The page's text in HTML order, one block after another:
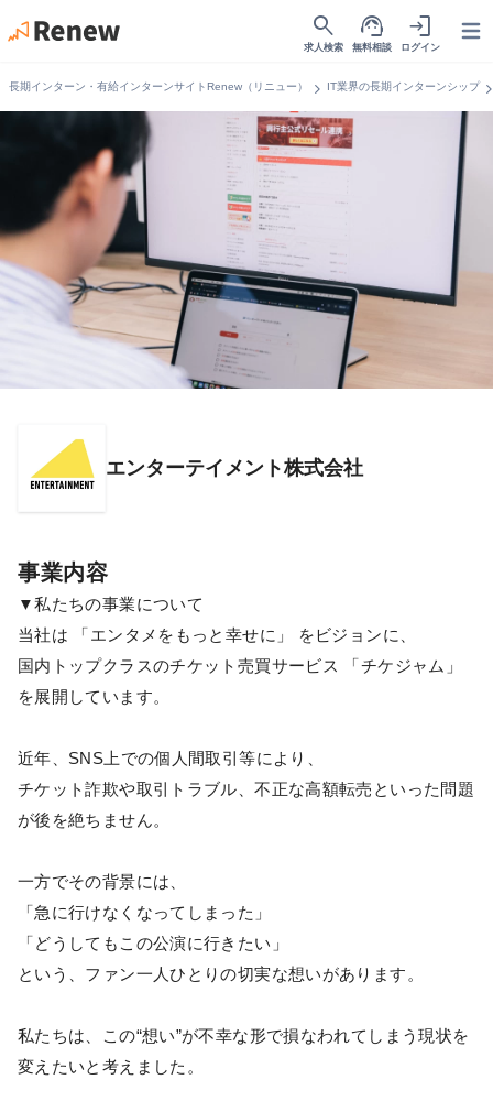
search
求人検索
support_agent
無料相談
login
ログイン
長期インターン・有給インターンサイトRenew（リニュー） chevron_right IT業界の長期インターンシップ
エンターテイメント株式会社
事業内容
▼私たちの事業について
当社は 「エンタメをもっと幸せに」 をビジョンに、
国内トップクラスのチケット売買サービス 「チケジャム」
を展開しています。
近年、SNS上での個人間取引等により、
チケット詐欺や取引トラブル、不正な高額転売といった問題
が後を絶ちません。
一方でその背景には、
「急に行けなくなってしまった」
「どうしてもこの公演に行きたい」
という、ファン一人ひとりの切実な想いがあります。
私たちは、この“想い”が不幸な形で損なわれてしまう現状を
変えたいと考えました。